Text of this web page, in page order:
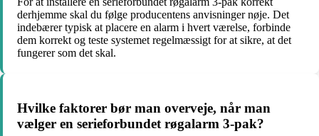
derhjemme skal du følge producentens anvisninger nøje. Det
indebærer typisk at placere en alarm i hvert værelse, forbinde
dem korrekt og teste systemet regelmæssigt for at sikre, at det
fungerer som det skal.
Hvilke faktorer bør man overveje, når man
vælger en serieforbundet røgalarm 3-pak?